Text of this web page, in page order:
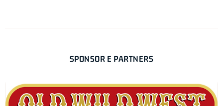
SPONSOR E PARTNERS